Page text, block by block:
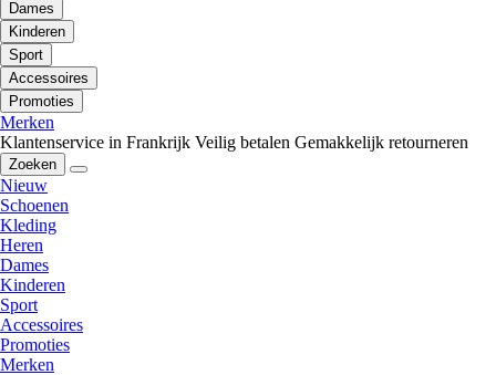
Dames
Kinderen
Sport
Accessoires
Promoties
Merken
Klantenservice in Frankrijk Veilig betalen Gemakkelijk retourneren
Zoeken
Nieuw
Schoenen
Kleding
Heren
Dames
Kinderen
Sport
Accessoires
Promoties
Merken